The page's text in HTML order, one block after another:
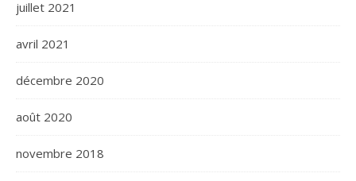
juillet 2021
avril 2021
décembre 2020
août 2020
novembre 2018